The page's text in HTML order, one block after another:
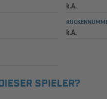
k.A.
k.A.
SPIELER?